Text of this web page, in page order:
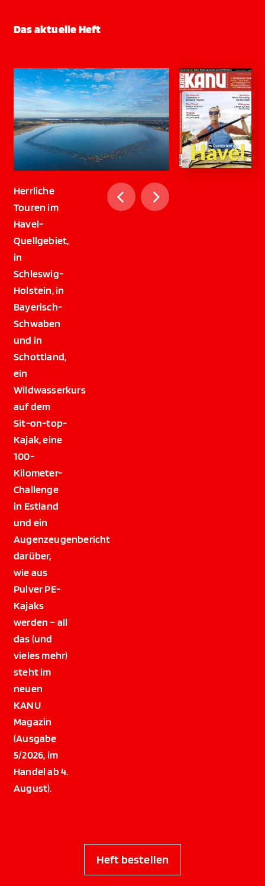
Das aktuelle Heft
Herrliche
Touren im
Havel-
Quellgebiet,
in
Schleswig-
Holstein, in
Bayerisch-
Schwaben
und in
Schottland,
ein
Wildwasserkurs
auf dem
Sit-on-top-
Kajak, eine
100-
Kilometer-
Challenge
in Estland
und ein
Augenzeugenbericht
darüber,
wie aus
Pulver PE-
Kajaks
werden – all
das (und
vieles mehr)
steht im
neuen
KANU
Magazin
(Ausgabe
5/2026, im
Handel ab 4.
August).
Heft bestellen